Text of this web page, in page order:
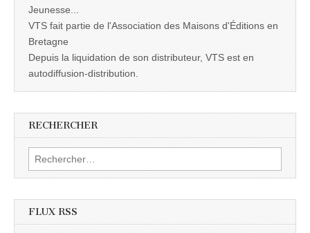
Jeunesse...
VTS fait partie de l'Association des Maisons d'Éditions en
Bretagne
Depuis la liquidation de son distributeur, VTS est en
autodiffusion-distribution.
RECHERCHER
Rechercher :
FLUX RSS